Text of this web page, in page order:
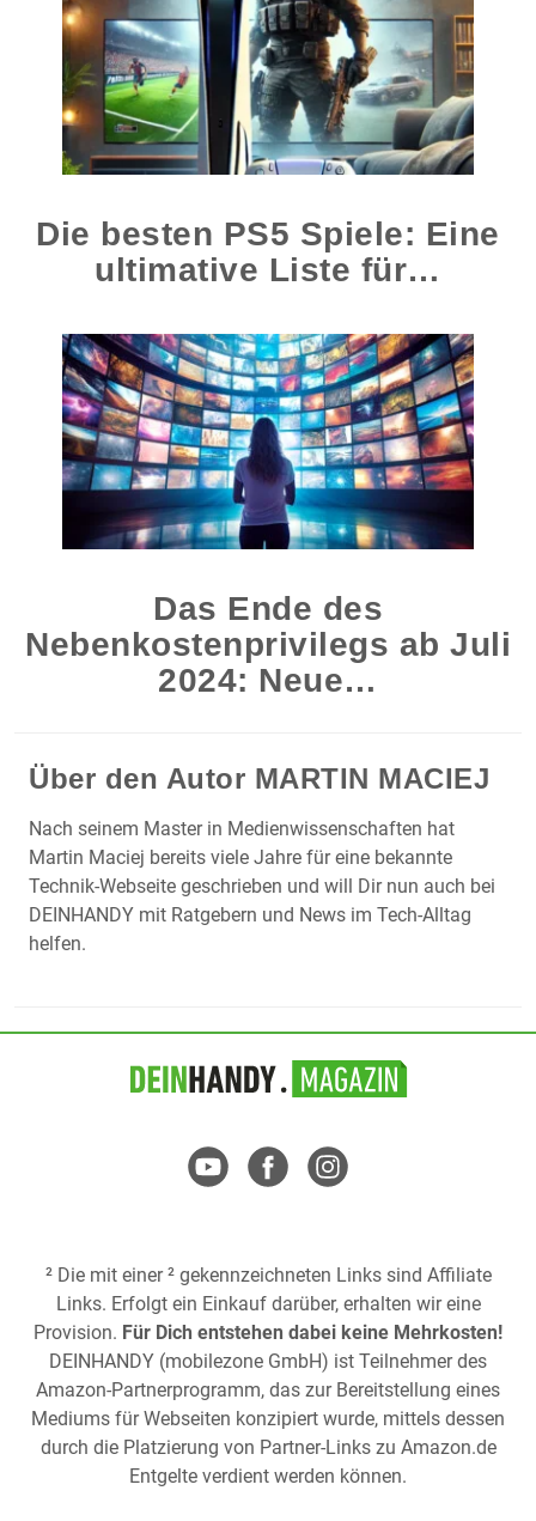
Die besten PS5 Spiele: Eine
ultimative Liste für…
Das Ende des
Nebenkostenprivilegs ab Juli
2024: Neue…
Über den Autor MARTIN MACIEJ
Nach seinem Master in Medienwissenschaften hat
Martin Maciej bereits viele Jahre für eine bekannte
Technik-Webseite geschrieben und will Dir nun auch bei
DEINHANDY mit Ratgebern und News im Tech-Alltag
helfen.
² Die mit einer ² gekennzeichneten Links sind Affiliate
Links. Erfolgt ein Einkauf darüber, erhalten wir eine
Provision. Für Dich entstehen dabei keine Mehrkosten!
DEINHANDY (mobilezone GmbH) ist Teilnehmer des
Amazon-Partnerprogramm, das zur Bereitstellung eines
Mediums für Webseiten konzipiert wurde, mittels dessen
durch die Platzierung von Partner-Links zu Amazon.de
Entgelte verdient werden können.